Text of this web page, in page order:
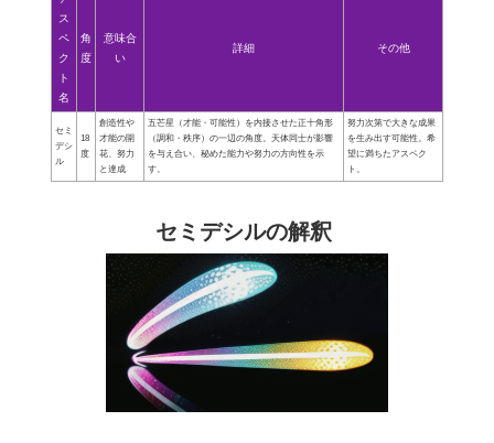
ス
ペ
ク
ト
名
角
度
意味合
い
詳細 その他
セミ
デシ
ル
18
度
創造性や
才能の開
花、努力
と達成
五芒星（才能・可能性）を内接させた正十角形
（調和・秩序）の一辺の角度。天体同士が影響
を与え合い、秘めた能力や努力の方向性を示
す。
努力次第で大きな成果
を生み出す可能性。希
望に満ちたアスペク
ト。
セミデシルの解釈